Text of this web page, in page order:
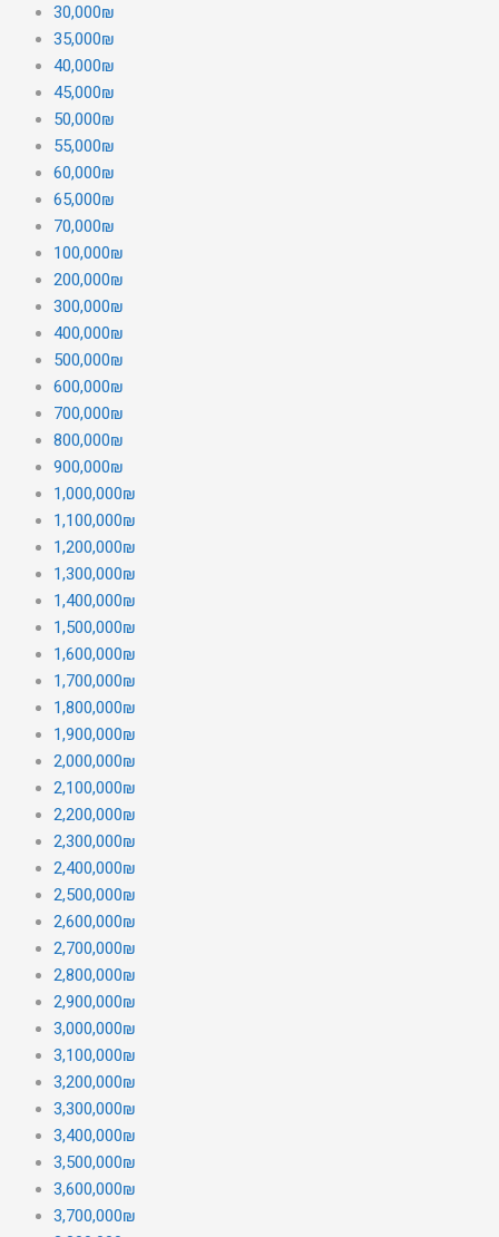
30,000₪
35,000₪
40,000₪
45,000₪
50,000₪
55,000₪
60,000₪
65,000₪
70,000₪
100,000₪
200,000₪
300,000₪
400,000₪
500,000₪
600,000₪
700,000₪
800,000₪
900,000₪
1,000,000₪
1,100,000₪
1,200,000₪
1,300,000₪
1,400,000₪
1,500,000₪
1,600,000₪
1,700,000₪
1,800,000₪
1,900,000₪
2,000,000₪
2,100,000₪
2,200,000₪
2,300,000₪
2,400,000₪
2,500,000₪
2,600,000₪
2,700,000₪
2,800,000₪
2,900,000₪
3,000,000₪
3,100,000₪
3,200,000₪
3,300,000₪
3,400,000₪
3,500,000₪
3,600,000₪
3,700,000₪